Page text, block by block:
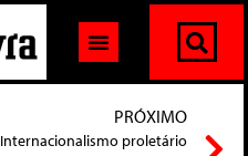
PRÓXIMO
Internacionalismo proletário